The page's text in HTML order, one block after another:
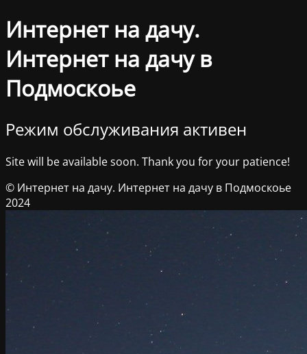
Интернет на дачу.
Интернет на дачу в
Подмоскоье
Режим обслуживания активен
Site will be available soon. Thank you for your patience!
© Интернет на дачу. Интернет на дачу в Подмоскоье
2024